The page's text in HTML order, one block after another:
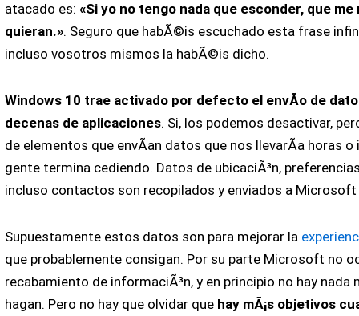
atacado es:«Si yo no tengo nada que esconder, que me
quieran.». Seguro que habÃ©is escuchado esta frase
incluso vosotros mismos la habÃ©is dicho.
Windows 10 trae activado por defecto el envÃ­o de
decenas de aplicaciones. Si, los podemos desactivar,
de elementos que envÃ­an datos que nos llevarÃ­a horas o
gente termina cediendo. Datos de ubicaciÃ³n,
incluso contactos son recopilados y enviados a
Supuestamente estos datos son para mejorar la
que probablemente consigan. Por su parte Microsoft no
recabamiento de informaciÃ³n, y en principio no hay nada
hagan. Pero no hay que olvidar que hay mÃ¡s objetivos